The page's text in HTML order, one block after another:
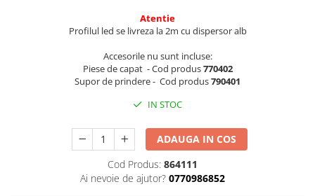
Atentie
Profilul led se livreza la 2m cu dispersor alb
Accesorile nu sunt incluse:
Piese de capat - Cod produs770402
Supor de prindere - Cod produs790401
IN STOC
ADAUGA IN COS
Cod Produs: 864111
Ai nevoie de ajutor? 0770986852